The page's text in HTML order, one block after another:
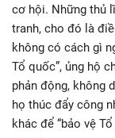
cơ hội. Những thủ
tranh, cho đó là
không có cách gì
Tổ quốc”, ủng hộ
phản động, không
họ thúc đẩy công
khác để “bảo vệ